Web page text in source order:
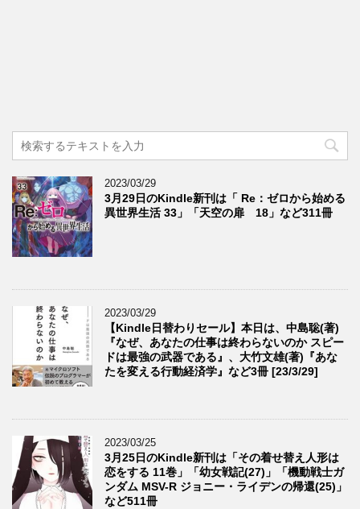
2023/03/29
3月29日のKindle新刊は「 Re：ゼロから始める
異世界生活 33」「天空の扉 18」など311冊
2023/03/29
【Kindle日替わりセール】本日は、中島聡(著)
『なぜ、あなたの仕事は終わらないのか スピー
ドは最強の武器である』、大竹文雄(著)『あな
たを変える行動経済学』など3冊 [23/3/29]
2023/03/25
3月25日のKindle新刊は「その着せ替え人形は
恋をする 11巻」「幼女戦記(27)」「機動戦士ガ
ンダム MSV-R ジョニー・ライデンの帰還(25)」
など511冊